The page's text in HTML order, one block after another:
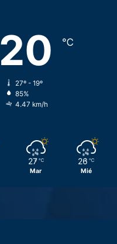
20 ℃
27º - 19º
85%
4.47 km/h
27 ℃
Mar
26 ℃
Mié